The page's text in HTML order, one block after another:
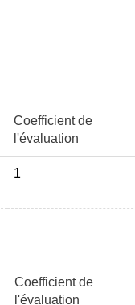
Coefficient de
l'évaluation
1
Coefficient de
l'évaluation